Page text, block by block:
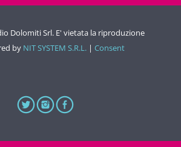
Dolomiti Srl. E' vietata la riproduzione
by NIT SYSTEM S.R.L. | Consent